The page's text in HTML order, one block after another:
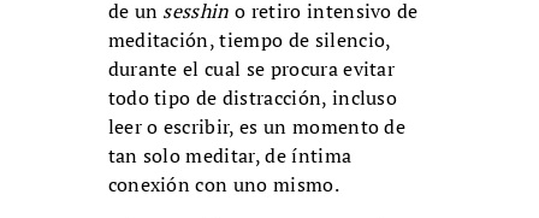
de un sesshin o retiro intensivo de
meditación, tiempo de silencio,
durante el cual se procura evitar
todo tipo de distracción, incluso
leer o escribir, es un momento de
tan solo meditar, de íntima
conexión con uno mismo.